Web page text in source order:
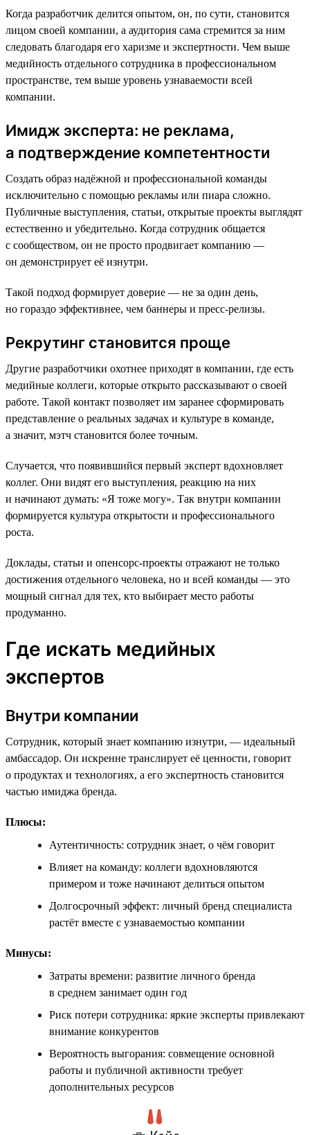
Когда разработчик делится опытом, он, по сути, становится
лицом своей компании, а аудитория сама стремится за ним
следовать благодаря его харизме и экспертности. Чем выше
медийность отдельного сотрудника в профессиональном
пространстве, тем выше уровень узнаваемости всей
компании.
Имидж эксперта: не реклама,
а подтверждение компетентности
Создать образ надёжной и профессиональной команды
исключительно с помощью рекламы или пиара сложно.
Публичные выступления, статьи, открытые проекты выглядят
естественно и убедительно. Когда сотрудник общается
с сообществом, он не просто продвигает компанию —
он демонстрирует её изнутри.
Такой подход формирует доверие — не за один день,
но гораздо эффективнее, чем баннеры и пресс-релизы.
Рекрутинг становится проще
Другие разработчики охотнее приходят в компании, где есть
медийные коллеги, которые открыто рассказывают о своей
работе. Такой контакт позволяет им заранее сформировать
представление о реальных задачах и культуре в команде,
а значит, мэтч становится более точным.
Случается, что появившийся первый эксперт вдохновляет
коллег. Они видят его выступления, реакцию на них
и начинают думать: «Я тоже могу». Так внутри компании
формируется культура открытости и профессионального
роста.
Доклады, статьи и опенсорс-проекты отражают не только
достижения отдельного человека, но и всей команды — это
мощный сигнал для тех, кто выбирает место работы
продуманно.
Где искать медийных
экспертов
Внутри компании
Сотрудник, который знает компанию изнутри, — идеальный
амбассадор. Он искренне транслирует её ценности, говорит
о продуктах и технологиях, а его экспертность становится
частью имиджа бренда.
Плюсы:
Аутентичность: сотрудник знает, о чём говорит
Влияет на команду: коллеги вдохновляются
примером и тоже начинают делиться опытом
Долгосрочный эффект: личный бренд специалиста
растёт вместе с узнаваемостью компании
Минусы:
Затраты времени: развитие личного бренда
в среднем занимает один год
Риск потери сотрудника: яркие эксперты привлекают
внимание конкурентов
Вероятность выгорания: совмещение основной
работы и публичной активности требует
дополнительных ресурсов